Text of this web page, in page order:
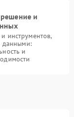
и
инструментов,
данными:
и